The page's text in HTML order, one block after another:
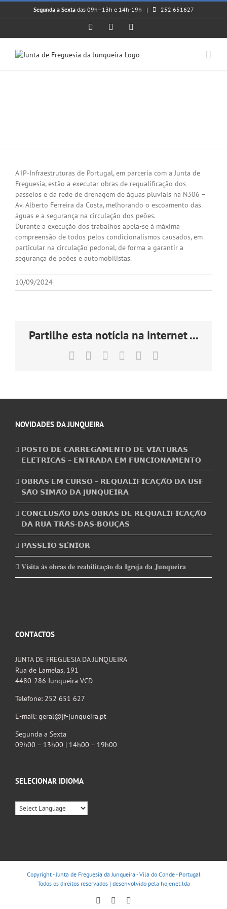
Skip
Segunda a Sextadas 09h–13h e 14h-19h | 252 651627
FacebookInstagram
A IP-Infraestruturas de Portugal, em parceria com a Junta de
Freguesia, estão a executar obras de requalificação dos
passeios e da rede de drenagem de águas pluviais na N306 –
Av. Alberto Ferreira da Costa, melhorando o escoamento das
águas e a segurança na circulação dos peões.
Durante a execução dos trabalhos apela-se à máxima
compreensão de todos pelos condicionalismos causados, em
particular na circulação pedonal, de forma a garantir a
segurança de peões e automobilistas.
10/09/2024
Partilhe esta notícia na internet ...
Facebook LinkedInTumblrPinterest
publicado)
NOVIDADES DA JUNQUEIRA
𝗣𝗢𝗦𝗧𝗢 𝗗𝗘 𝗖𝗔𝗥𝗥𝗘𝗚𝗔𝗠𝗘𝗡𝗧𝗢 𝗗𝗘 𝗩𝗜𝗔𝗧𝗨𝗥𝗔𝗦
𝗘𝗟𝗘́𝗧𝗥𝗜𝗖𝗔𝗦 – 𝗘𝗡𝗧𝗥𝗔𝗗𝗔 𝗘𝗠 𝗙𝗨𝗡𝗖𝗜𝗢𝗡𝗔𝗠𝗘𝗡𝗧𝗢
𝗢𝗕𝗥𝗔𝗦 𝗘𝗠 𝗖𝗨𝗥𝗦𝗢 – 𝗥𝗘𝗤𝗨𝗔𝗟𝗜𝗙𝗜𝗖𝗔𝗖̧𝗔̃𝗢 𝗗𝗔 𝗨𝗦𝗙
𝗦𝗔̃𝗢 𝗦𝗜𝗠𝗔̃𝗢 𝗗𝗔 𝗝𝗨𝗡𝗤𝗨𝗘𝗜𝗥𝗔
𝗖𝗢𝗡𝗖𝗟𝗨𝗦𝗔̃𝗢 𝗗𝗔𝗦 𝗢𝗕𝗥𝗔𝗦 𝗗𝗘 𝗥𝗘𝗤𝗨𝗔𝗟𝗜𝗙𝗜𝗖𝗔𝗖̧𝗔̃𝗢
𝗗𝗔 𝗥𝗨𝗔 𝗧𝗥𝗔́𝗦-𝗗𝗔𝗦-𝗕𝗢𝗨𝗖̧𝗔𝗦
𝗣𝗔𝗦𝗦𝗘𝗜𝗢 𝗦𝗘́𝗡𝗜𝗢𝗥
𝐕𝐢𝐬𝐢𝐭𝐚 𝐚̀𝐬 𝐨𝐛𝐫𝐚𝐬 𝐝𝐞 𝐫𝐞𝐚𝐛𝐢𝐥𝐢𝐭𝐚𝐜̧𝐚̃𝐨 𝐝𝐚 𝐈𝐠𝐫𝐞𝐣𝐚 𝐝𝐚 𝐉𝐮𝐧𝐪𝐮𝐞𝐢𝐫𝐚
CONTACTOS
JUNTA DE FREGUESIA DA JUNQUEIRA
Rua de Lamelas, 191
4480-286 Junqueira VCD
Telefone: 252 651 627
E-mail: geral@jf-junqueira.pt
Segunda a Sexta
09h00 – 13h00 | 14h00 – 19h00
SELECIONAR IDIOMA
Copyright - Junta de Freguesia da Junqueira - Vila do Conde - Portugal
Todos os direitos reservados | desenvolvido pela hojenet.lda
FacebookInstagram